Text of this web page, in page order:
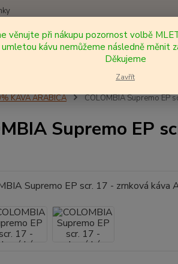
Hledat
KÁVA ARABICA COLOMBIA Supremo EP
Supremo EP
věnujte při nákupu pozornost volbě
kávu nemůžeme následně měnit
Děkujeme
Zavřít